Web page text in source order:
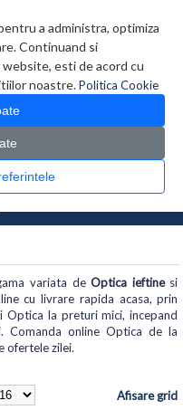
a administra, optimiza
Continuand si
esti de acord cu
noastre.Politica Cookie
preferintele
0 produs(e)
variata deOptica ieftinesi
cu livrare rapida acasa, prin
Optica la preturi mici, incepand
Comanda online Optica de la
ofertele zilei.
Afisare grid